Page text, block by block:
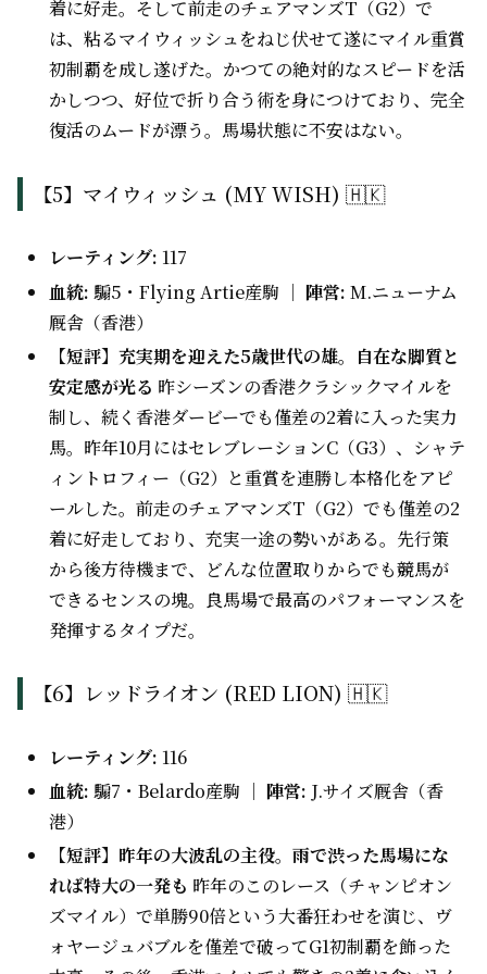
着に好走。そして前走のチェアマンズT（G2）で
は、粘るマイウィッシュをねじ伏せて遂にマイル重賞
初制覇を成し遂げた。かつての絶対的なスピードを活
かしつつ、好位で折り合う術を身につけており、完全
復活のムードが漂う。馬場状態に不安はない。
【5】マイウィッシュ (MY WISH) 🇭🇰
レーティング: 117
血統: 騸5・Flying Artie産駒 ｜陣営: M.ニューナム
厩舎（香港）
【短評】充実期を迎えた5歳世代の雄。自在な脚質と
安定感が光る 昨シーズンの香港クラシックマイルを
制し、続く香港ダービーでも僅差の2着に入った実力
馬。昨年10月にはセレブレーションC（G3）、シャテ
ィントロフィー（G2）と重賞を連勝し本格化をアピ
ールした。前走のチェアマンズT（G2）でも僅差の2
着に好走しており、充実一途の勢いがある。先行策
から後方待機まで、どんな位置取りからでも競馬が
できるセンスの塊。良馬場で最高のパフォーマンスを
発揮するタイプだ。
【6】レッドライオン (RED LION) 🇭🇰
レーティング: 116
血統: 騸7・Belardo産駒 ｜陣営: J.サイズ厩舎（香
港）
【短評】昨年の大波乱の主役。雨で渋った馬場にな
れば特大の一発も 昨年のこのレース（チャンピオン
ズマイル）で単勝90倍という大番狂わせを演じ、ヴ
ォヤージュバブルを僅差で破ってG1初制覇を飾った